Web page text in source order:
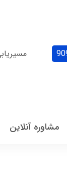
مشاوره آنلاین